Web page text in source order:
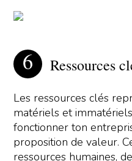
Ressources
Les ressources clés
matériels et
fonctionner ton
proposition de valeur.
ressources humaines,